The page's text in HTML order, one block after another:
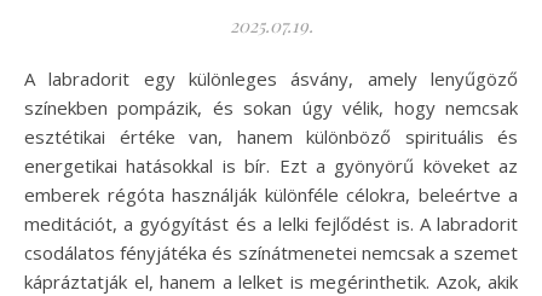
2025.07.19.
A labradorit egy különleges ásvány, amely lenyűgöző
színekben pompázik, és sokan úgy vélik, hogy nemcsak
esztétikai értéke van, hanem különböző spirituális és
energetikai hatásokkal is bír. Ezt a gyönyörű köveket az
emberek régóta használják különféle célokra, beleértve a
meditációt, a gyógyítást és a lelki fejlődést is. A labradorit
csodálatos fényjátéka és színátmenetei nemcsak a szemet
kápráztatják el, hanem a lelket is megérinthetik. Azok, akik